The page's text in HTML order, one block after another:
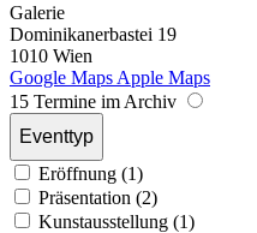
Galerie
Dominikanerbastei 19
1010 Wien
Google Maps Apple Maps
15 Termine im Archiv
Eventtyp
Eröffnung (1)
Präsentation (2)
Kunstausstellung (1)